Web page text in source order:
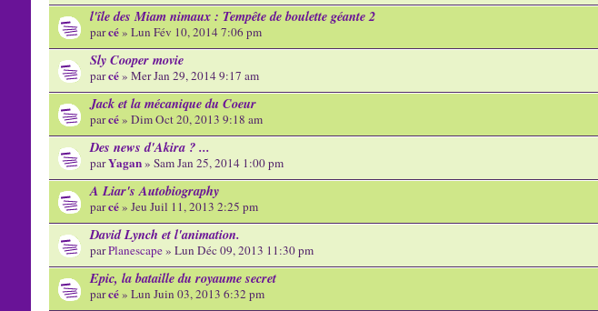
l'île des Miam nimaux : Tempête de boulette géante 2
parcé» Lun Fév 10, 2014 7:06 pm
Sly Cooper movie
parcé» Mer Jan 29, 2014 9:17 am
Jack et la mécanique du Coeur
parcé» Dim Oct 20, 2013 9:18 am
Des news d'Akira ? ...
parYagan» Sam Jan 25, 2014 1:00 pm
A Liar's Autobiography
parcé» Jeu Juil 11, 2013 2:25 pm
David Lynch et l'animation.
parPlanescape» Lun Déc 09, 2013 11:30 pm
Epic, la bataille du royaume secret
parcé» Lun Juin 03, 2013 6:32 pm